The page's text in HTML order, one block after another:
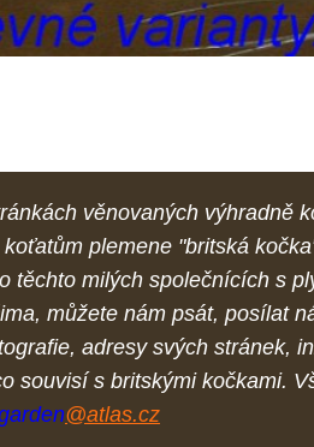
věnovaných výhradně
plemene "britská
těchto milých společnících s
můžete nám psát, posílat
adresy svých stránek,
souvisí s britskými kočkami.
@atlas.cz